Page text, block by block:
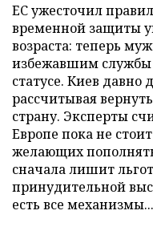
ЕС ужесточил
временной защиты
возраста: теперь
избежавшим службы
статусе. Киев давно
рассчитывая
страну. Эксперты
Европе пока не
желающих
сначала лишит
принудительной
есть все механизмы...